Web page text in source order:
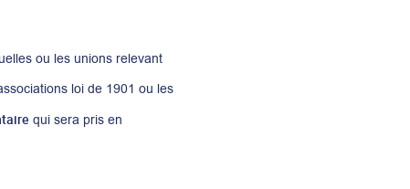
ou les unions relevant
loi de 1901 ou les
qui sera pris en